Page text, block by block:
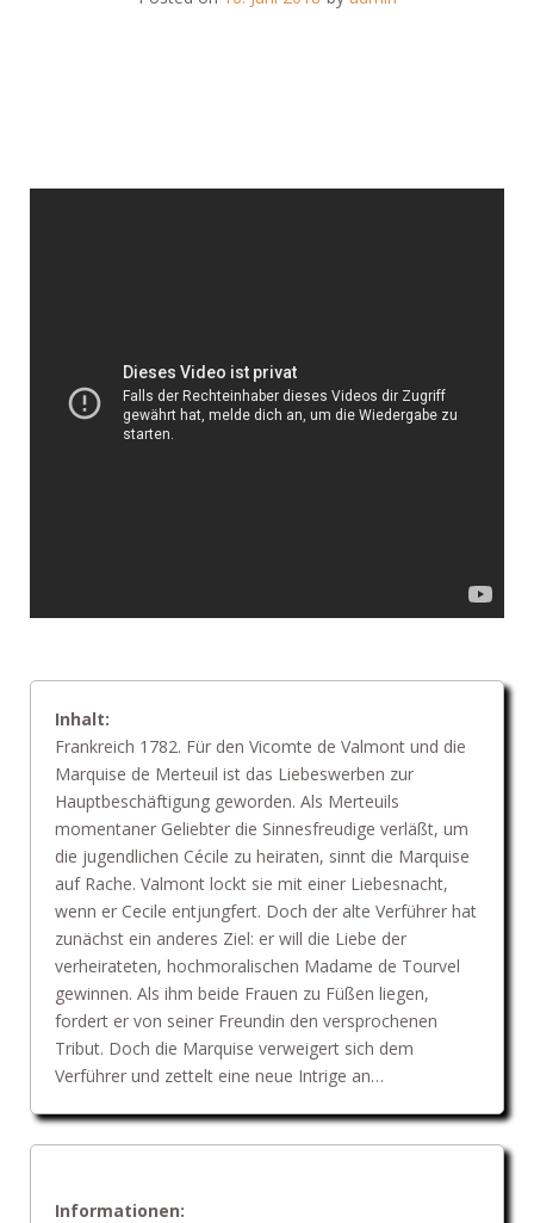
Inhalt:
Frankreich 1782. Für den Vicomte de Valmont und die
Marquise de Merteuil ist das Liebeswerben zur
Hauptbeschäftigung geworden. Als Merteuils
momentaner Geliebter die Sinnesfreudige verläßt, um
die jugendlichen Cécile zu heiraten, sinnt die Marquise
auf Rache. Valmont lockt sie mit einer Liebesnacht,
wenn er Cecile entjungfert. Doch der alte Verführer hat
zunächst ein anderes Ziel: er will die Liebe der
verheirateten, hochmoralischen Madame de Tourvel
gewinnen. Als ihm beide Frauen zu Füßen liegen,
fordert er von seiner Freundin den versprochenen
Tribut. Doch die Marquise verweigert sich dem
Verführer und zettelt eine neue Intrige an…
Informationen: